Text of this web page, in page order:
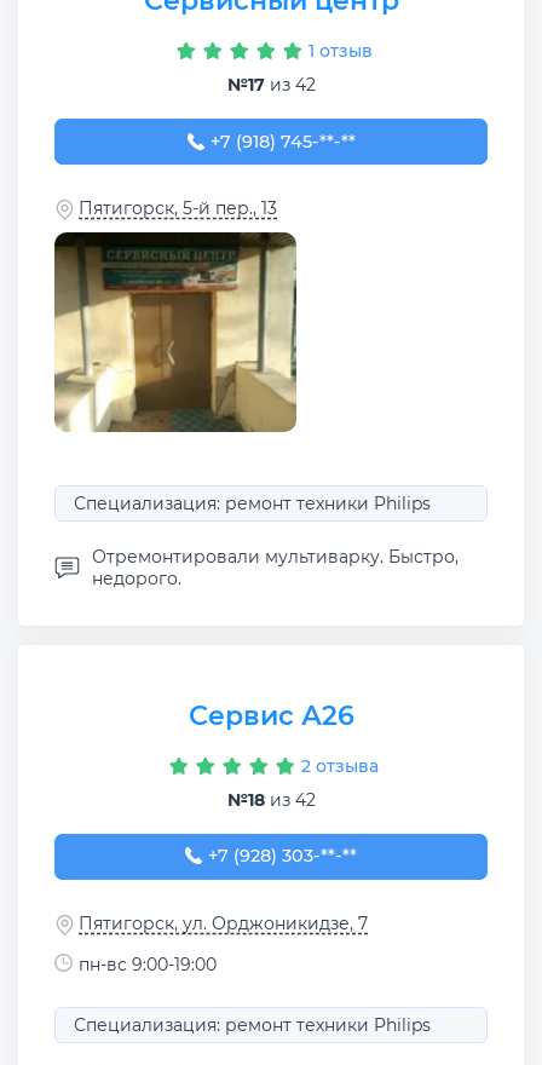
1 отзыв
№17из 42
+7 (918) 745-88-11
+7 (918) 745-**-**
Пятигорск, 5-й пер., 13
Специализация: ремонт техники Philips
Отремонтировали мультиварку. Быстро,
недорого.
Сервис А26
2 отзыва
№18из 42
+7 (928) 303-03-08
+7 (928) 303-**-**
Пятигорск, ул. Орджоникидзе, 7
пн-вс 9:00-19:00
Специализация: ремонт техники Philips